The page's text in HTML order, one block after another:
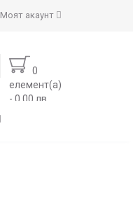
Моят акаунт
0
елемент(а)
- 0.00 лв.